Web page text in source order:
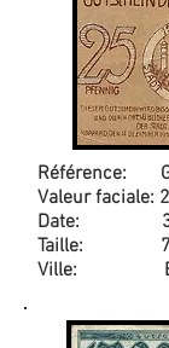
Référence:
Valeur faciale:
Date:
Taille: 75
Ville: